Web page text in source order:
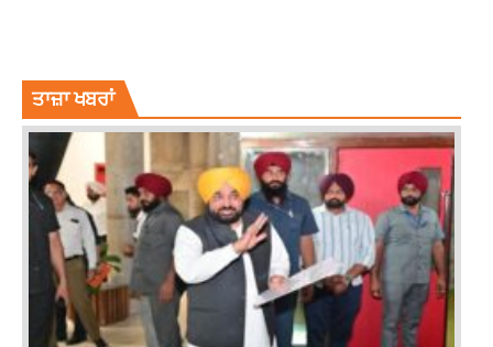
ਤਾਜ਼ਾ ਖਬਰਾਂ